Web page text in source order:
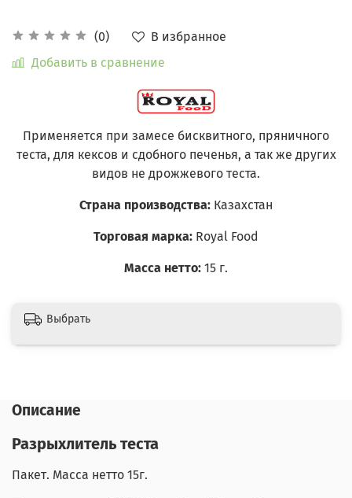
(0)
В избранное
Добавить в сравнение
Применяется при замесе бисквитного, пряничного
теста, для кексов и сдобного печенья, а так же других
видов не дрожжевого теста.
Страна производства: Казахстан
Торговая марка: Royal Food
Масса нетто: 15 г.
Выбрать
Описание
Разрыхлитель теста
Пакет. Масса нетто 15г.